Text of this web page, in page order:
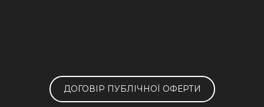
ДОГОВІР ПУБЛІЧНОЇ ОФЕРТИ